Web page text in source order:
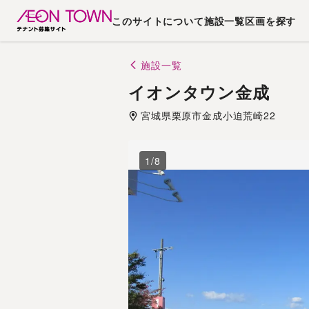
このサイトについて施設一覧区画を探す
施設一覧
イオンタウン金成
宮城県栗原市金成小迫荒崎22
1 /8